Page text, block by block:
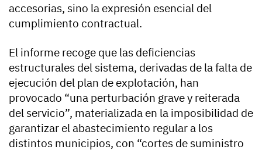
accesorias, sino la expresión esencial del
cumplimiento contractual.
El informe recoge que las deficiencias
estructurales del sistema, derivadas de la falta de
ejecución del plan de explotación, han
provocado “una perturbación grave y reiterada
del servicio”, materializada en la imposibilidad de
garantizar el abastecimiento regular a los
distintos municipios, con “cortes de suministro